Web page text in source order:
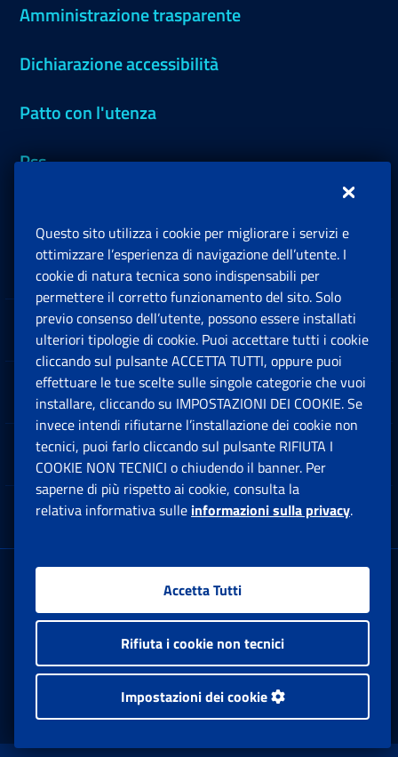
Amministrazione trasparente
Dichiarazione accessibilità
Patto con l'utenza
Rss
Inps.design
Sedi e Contatti
Software
Note Legali
App mobile
Sede Legale : Via Ciro il Grande, 21
00144 Roma
P.IVA 02121151001
Facebook: Apre una nuova finestra
Twitter: Apre una nuova finestra
Whatsapp: Apre una nuova
Youtube: Apre una
Instagram:
Questo sito utilizza i cookie per migliorare i servizi e
ottimizzare l’esperienza di navigazione dell’utente. I
cookie di natura tecnica sono indispensabili per
permettere il corretto funzionamento del sito. Solo
previo consenso dell’utente, possono essere installati
ulteriori tipologie di cookie. Puoi accettare tutti i cookie
cliccando sul pulsante ACCETTA TUTTI, oppure puoi
effettuare le tue scelte sulle singole categorie che vuoi
installare, cliccando su IMPOSTAZIONI DEI COOKIE. Se
invece intendi rifiutarne l’installazione dei cookie non
tecnici, puoi farlo cliccando sul pulsante RIFIUTA I
COOKIE NON TECNICI o chiudendo il banner. Per
saperne di più rispetto ai cookie, consulta la
relativa informativa sulle informazioni sulla privacy.
Accetta Tutti
Rifiuta i cookie non tecnici
Impostazioni dei cookie